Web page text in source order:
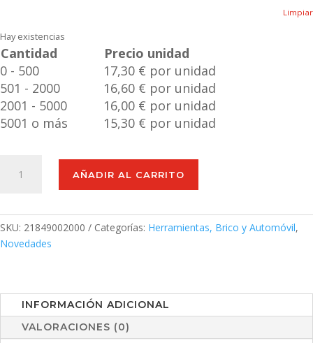
Limpiar
Hay existencias
Cantidad
Precio unidad
0 - 500
17,30 € por unidad
501 - 2000
16,60 € por unidad
2001 - 5000
16,00 € por unidad
5001 o más
15,30 € por unidad
Multiusos
AÑADIR AL CARRITO
SKU: 21849002000 Categorías: Herramientas, Brico y Automóvil,
Novedades
INFORMACIÓN ADICIONAL
VALORACIONES (0)